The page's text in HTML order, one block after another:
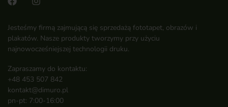
Jesteśmy firmą zajmującą się sprzedażą fototapet, obrazów i
plakatów. Nasze produkty tworzymy przy użyciu
najnowocześniejszej technologii druku.
Zapraszamy do kontaktu:
+48 453 507 842
kontakt@dimuro.pl
pn-pt: 7:00-16:00